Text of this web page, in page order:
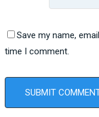
Save my name,
time I comment.